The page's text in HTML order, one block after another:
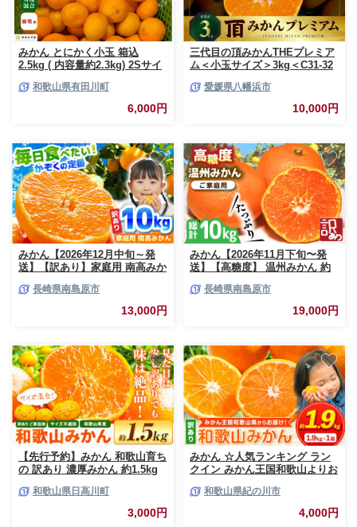
みかん とにかく小玉 箱込
2.5kg ( 内容量約2.3kg) 2Sサイ
ん 和歌山県産 産地直送 家庭用
［2026年11月中旬頃より順次出
荷予定］［みかんの会］
和歌山県有田川町
6,000円
三代目の頂みかんTHEプレミア
ム＜小玉サイズ＞3kg＜C31-32
ツ 果物 くだもの 人気 美味しい
柑橘類 柑橘 愛媛県 八幡浜市 ふ
愛媛県八幡浜市
10,000円
みかん【2026年12月中旬～発
送】【訳あり】家庭用 南高みか
ミカン ミカン 蜜柑 果物 くだも
の フルーツ 甘い 不揃い 訳あり
訳アリ 10kg 長崎県 国産 mikan
業協同組合 [SGI002]
長崎県南島原市
13,000円
みかん【2026年11月下旬〜発
送】【高糖度】 温州みかん 約
フルーツ 柑橘 蜜柑 ミカン ミカ
ン くだもの mikan 国産 訳あり
/ 南島原市 / 南島原果物屋
長崎県南島原市
19,000円
【先行予約】みかん 和歌山育ち
の 訳あり 濃厚みかん 約1.5kg
日祝を除く)》和歌山県 日高川
町 柑橘類 柑橘 果物 フルーツ
ミカン 訳ありみかん 家庭用 お
和歌山県日高川町
3,000円
みかん ☆人気ランキング ラン
クイン みかん王国和歌山よりお
選別 選べる内容量 お試し!約
1.9kg たっぷり ご家庭用 2L～
2S 産地直送 みかん 旬 蜜柑 ミ
和歌山県紀の川市
4,000円